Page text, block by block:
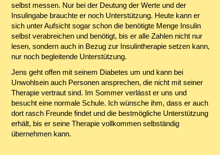
selbst messen. Nur bei der Deutung der Werte und der
Insulingabe brauchte er noch Unterstützung. Heute kann er
sich unter Aufsicht sogar schon die benötigte Menge Insulin
selbst verabreichen und benötigt, bis er alle Zahlen nicht nur
lesen, sondern auch in Bezug zur Insulintherapie setzen kann,
nur noch begleitende Unterstützung.
Jens geht offen mit seinem Diabetes um und kann bei
Unwohlsein auch Personen ansprechen, die nicht mit seiner
Therapie vertraut sind. Im Sommer verlässt er uns und
besucht eine normale Schule. Ich wünsche ihm, dass er auch
dort rasch Freunde findet und die bestmögliche Unterstützung
erhält, bis er seine Therapie vollkommen selbständig
übernehmen kann.